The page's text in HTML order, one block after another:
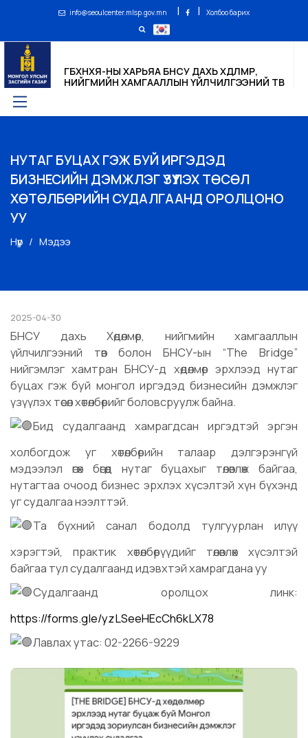
info@seoulcenter.mlsp.gov.mn | | Холбоо барих
ГБХНХЯ-НЫ ХАРЬЯА БНСУ ДАХЬ ХӨДӨЛМӨР,
НИЙГМИЙН ХАМГААЛЛЫН ҮЙЛЧИЛГЭЭНИЙ ТӨВ
НУТАГ БУЦАХ ГЭЖ БУЙ ИРГЭДЭД
БИЗНЕСИЙН ДЭМЖЛЭГ ҮЗҮҮЛЭХ ТӨСӨЛ
ХӨТӨЛБӨРИЙН СУДАЛГААНД ОРОЛЦОНО
УУ
Нүүр Мэдээ
2025-04-30
БНСУ дахь Хөдөлмөр, нийгмийн хамгааллын
үйлчилгээний төв болон БНСУ-ын “The Bridge”
нийгэмлэг хамтран БНСУ-д хөдөлмөр эрхлээд нутаг
буцах гэж буй монгол иргэдэд бизнесийн дэмжлэг
үзүүлэх төсөл хөтөлбөрийг боловсруулж байна.
Бид судалгаанд хамрагдсан иргэдтэй эргэн
холбогдож уг хөтөлбөрийн талаар дэлгэрэнгүй
мэдээлэл өгөх бөгөөд нутаг буцахыг төлөвлөж байгаа,
нутагтаа очоод бизнес эрхлэх хүсэлтэй хүн бүхэнд
уг судалгаа нээлттэй.
Та бүхний санал бодолд тулгуурлан илүү
хэрэгтэй, практик хөтөлбөрүүдийг төлөвлөх хүсэлтэй
байгаа тул судалгаанд идэвхтэй хамрагдана уу
Судалгаанд оролцох линк:
https://forms.gle/yzLSeeHEcCh6kLX78
Лавлах утас: 02-2266-9229